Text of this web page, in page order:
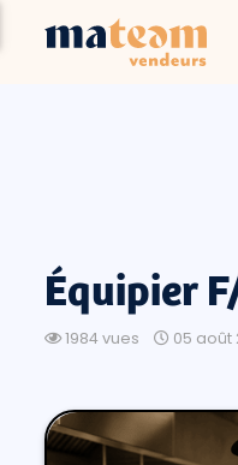
Équipier
1984 vues 05 août